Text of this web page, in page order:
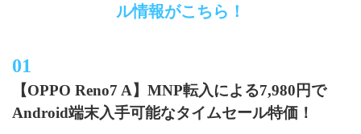
ル情報がこちら！
【OPPO Reno7 A】MNP転入による7,980円で
Android端末入手可能なタイムセール特価！